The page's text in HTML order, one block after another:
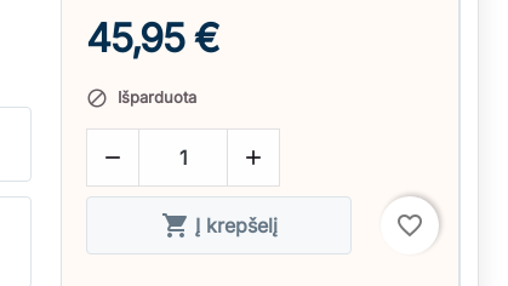
45,95 €
 Išparduota
 
 Į krepšelį favorite_border